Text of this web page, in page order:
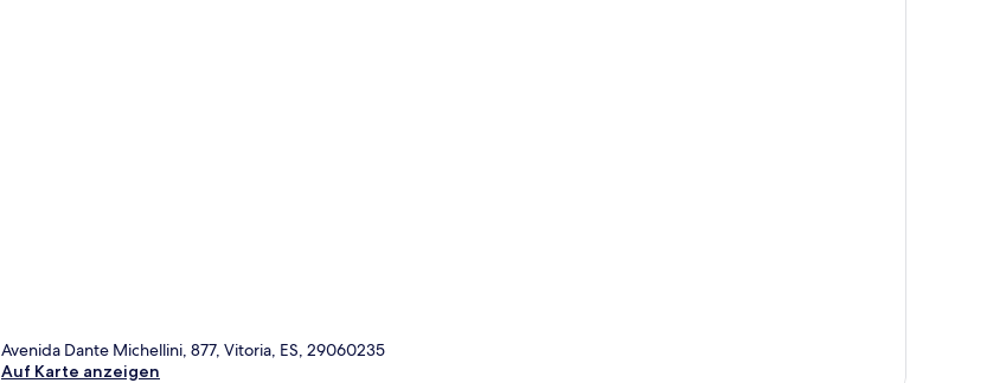
Avenida Dante Michellini, 877, Vitoria, ES, 29060235
Auf Karte anzeigen